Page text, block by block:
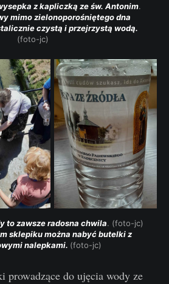
z kapliczką ze św. Antonim.
mimo zielonoporośniętego dna
czystą i przejrzystą wodą.
(foto-jc)
to zawsze radosna chwila
sklepiku można nabyć butelki z
nalepkami. (foto-jc)
prowadzące do ujęcia wody ze